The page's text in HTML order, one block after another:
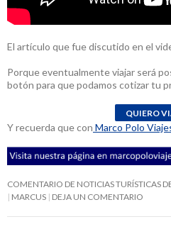
El artículo que fue discutido en el
Porque eventualmente viajar será
botón para que podamos cotizar tu
Y recuerda que con Marco Polo
COMENTARIO DE NOTICIAS TURÍSTICAS
MARCUS DEJA UN COMENTARIO